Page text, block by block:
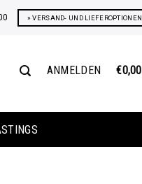
» VERSAND- UND LIEFEROPTIONEN
ANMELDEN €0,00